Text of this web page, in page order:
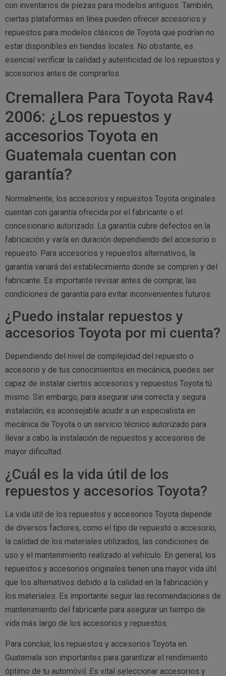
con inventarios de piezas para modelos antiguos. También,
ciertas plataformas en línea pueden ofrecer accesorios y
repuestos para modelos clásicos de Toyota que podrían no
estar disponibles en tiendas locales. No obstante, es
esencial verificar la calidad y autenticidad de los repuestos y
accesorios antes de comprarlos.
Cremallera Para Toyota Rav4
2006: ¿Los repuestos y
accesorios Toyota en
Guatemala cuentan con
garantía?
Normalmente, los accesorios y repuestos Toyota originales
cuentan con garantía ofrecida por el fabricante o el
concesionario autorizado. La garantía cubre defectos en la
fabricación y varía en duración dependiendo del accesorio o
repuesto. Para accesorios y repuestos alternativos, la
garantía variará del establecimiento donde se compren y del
fabricante. Es importante revisar antes de comprar, las
condiciones de garantía para evitar inconvenientes futuros.
¿Puedo instalar repuestos y
accesorios Toyota por mi cuenta?
Dependiendo del nivel de complejidad del repuesto o
accesorio y de tus conocimientos en mecánica, puedes ser
capaz de instalar ciertos accesorios y repuestos Toyota tú
mismo. Sin embargo, para asegurar una correcta y segura
instalación, es aconsejable acudir a un especialista en
mecánica de Toyota o un servicio técnico autorizado para
llevar a cabo la instalación de repuestos y accesorios de
mayor dificultad.
¿Cuál es la vida útil de los
repuestos y accesorios Toyota?
La vida útil de los repuestos y accesorios Toyota depende
de diversos factores, como el tipo de repuesto o accesorio,
la calidad de los materiales utilizados, las condiciones de
uso y el mantenimiento realizado al vehículo. En general, los
repuestos y accesorios originales tienen una mayor vida útil
que los alternativos debido a la calidad en la fabricación y
los materiales. Es importante seguir las recomendaciones de
mantenimiento del fabricante para asegurar un tiempo de
vida más largo de los accesorios y repuestos.
Para concluir, los repuestos y accesorios Toyota en
Guatemala son importantes para garantizar el rendimiento
óptimo de tu automóvil. Es vital seleccionar accesorios y